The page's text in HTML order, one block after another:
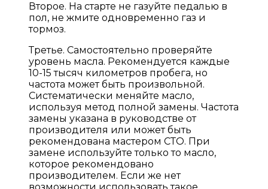
Второе. На старте не газуйте педалью в
пол, не жмите одновременно газ и
тормоз.
Третье. Самостоятельно проверяйте
уровень масла. Рекомендуется каждые
10-15 тысяч километров пробега, но
частота может быть произвольной.
Систематически меняйте масло,
используя метод полной замены. Частота
замены указана в руководстве от
производителя или может быть
рекомендована мастером СТО. При
замене используйте только то масло,
которое рекомендовано
производителем. Если же нет